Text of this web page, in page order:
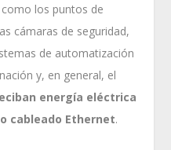
como los puntos de
cámaras de seguridad,
de automatización
y, en general, el
energía eléctrica
cableado Ethernet.